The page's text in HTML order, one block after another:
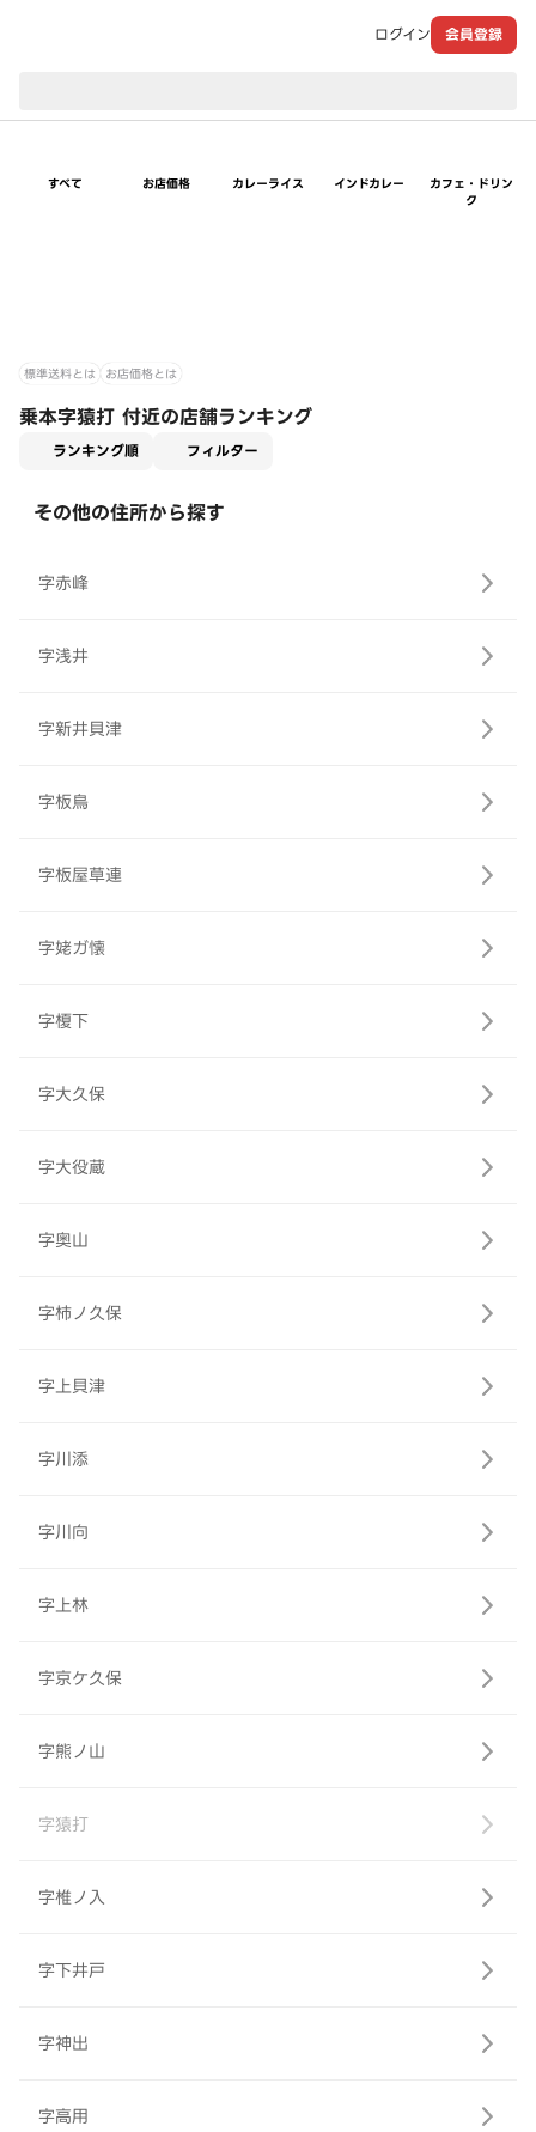
ログイン 会員登録
すべて お店価格 カレーライス インドカレー
カフェ・ドリン
ク
標準送料とは お店価格とは
乗本字猿打 付近の店舗ランキング
ランキング順 フィルター
その他の住所から探す
字赤峰
字浅井
字新井貝津
字板鳥
字板屋草連
字姥ガ懐
字榎下
字大久保
字大役蔵
字奥山
字柿ノ久保
字上貝津
字川添
字川向
字上林
字京ケ久保
字熊ノ山
字猿打
字椎ノ入
字下井戸
字神出
字高用